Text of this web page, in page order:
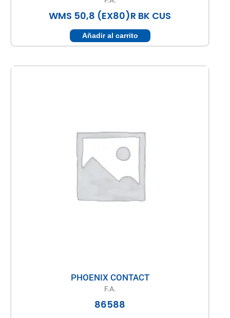
WMS 50,8 (EX80)R BK CUS
Añadir al carrito
PHOENIX CONTACT
F.A.
86588